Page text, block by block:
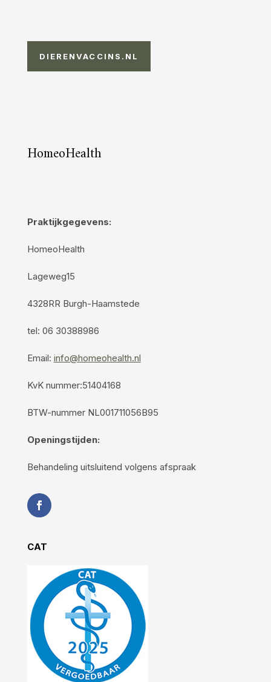
DIERENVACCINS.NL
HomeoHealth
Praktijkgegevens:
HomeoHealth
Lageweg15
4328RR Burgh-Haamstede
tel: 06 30388986
Email: info@homeohealth.nl
KvK nummer:51404168
BTW-nummer NL001711056B95
Openingstijden:
Behandeling uitsluitend volgens afspraak
CAT